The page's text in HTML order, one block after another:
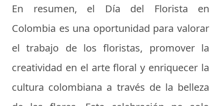
En resumen, el Día del Florista en
Colombia es una oportunidad para valorar
el trabajo de los floristas, promover la
creatividad en el arte floral y enriquecer la
cultura colombiana a través de la belleza